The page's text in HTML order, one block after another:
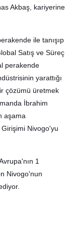
Akbaş, kariyerine
ile tanışıp
Satış ve Süreç
perakende
yarattığı
çözümü üretmek
İbrahim
aşama
Nivogo'yu
1
Nivogo'nun